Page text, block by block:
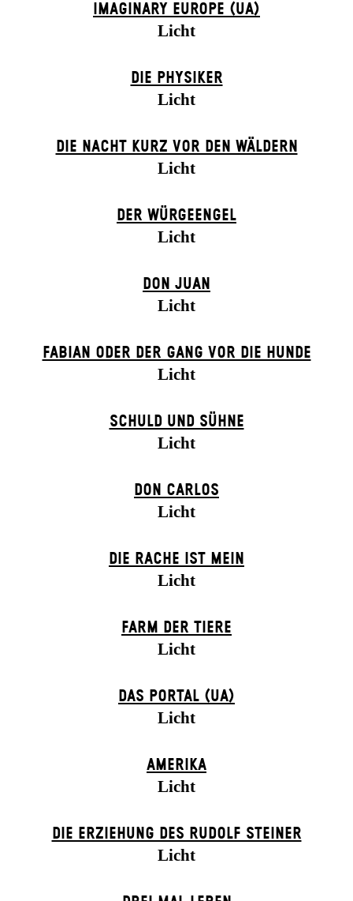
IMAGINARY EUROPE (UA)
Licht
DIE PHYSIKER
Licht
DIE NACHT KURZ VOR DEN WÄLDERN
Licht
DER WÜR­GE­ENG­EL
Licht
DON JUAN
Licht
FABIAN ODER DER GANG VOR DIE HUNDE
Licht
SCHULD UND SÜHNE
Licht
DON CARLOS
Licht
DIE RACHE IST MEIN
Licht
FARM DER TIERE
Licht
DAS POR­TAL (UA)
Licht
AMERIKA
Licht
DIE ERZIEHUNG DES RUDOLF STEINER
Licht